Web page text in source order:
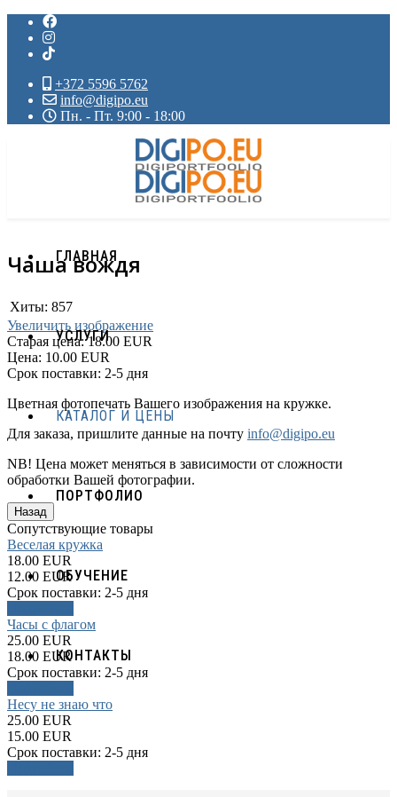
+372 5596 5762
info@digipo.eu
Пн. - Пт. 9:00 - 18:00
ГЛАВНАЯ
УСЛУГИ
КАТАЛОГ И ЦЕНЫ
ПОРТФОЛИО
ОБУЧЕНИЕ
КОНТАКТЫ
Чаша вождя
Хиты: 857
Увеличить изображение
Старая цена:18.00 EUR
Цена: 10.00 EUR
Срок поставки: 2-5 дня
Цветная фотопечать Вашего изображения на кружке.
Для заказа, пришлите данные на почту info@digipo.eu
NB! Цена может меняться в зависимости от сложности
обработки Вашей фотографии.
Сопутствующие товары
Веселая кружка
18.00 EUR
12.00 EUR
Срок поставки: 2-5 дня
Часы с флагом
25.00 EUR
18.00 EUR
Срок поставки: 2-5 дня
Несу не знаю что
25.00 EUR
15.00 EUR
Срок поставки: 2-5 дня